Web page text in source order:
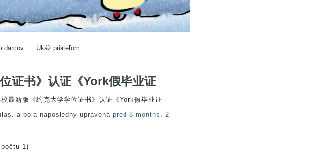
darcov Ukáž priateľom
证书》认证《York假毕业证
校最新版《约克大学学位证书》认证《York假毕业证
a bola naposledny upravená pred 8 months, 2
1)